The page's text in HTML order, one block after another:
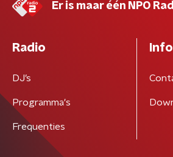
Er is maar één NPO
Radio
DJ’s
Programma's
Frequenties
Info